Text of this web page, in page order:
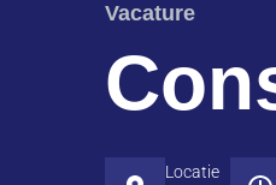
Vacature
Locatie